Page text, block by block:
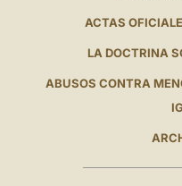
ACTAS
LA DOCTRINA
ABUSOS CONTRA